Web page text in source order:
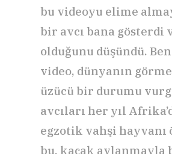
bu videoyu elime
bir avcı bana gösterdi
olduğunu düşündü.
video, dünyanın
üzücü bir durumu
avcıları her yıl
egzotik vahşi hayvanı
bu, kaçak avlanmayla